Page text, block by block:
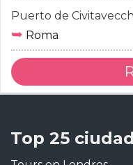
Puerto de
➥ Roma
Top 25